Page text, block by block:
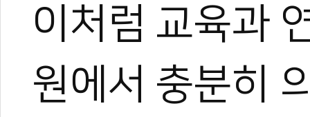
이처럼 교육과
원에서 충분히